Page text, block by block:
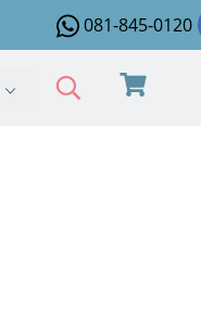
081-845-0120